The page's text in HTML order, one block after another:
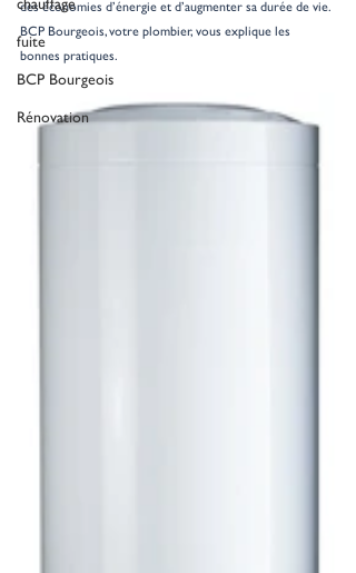
fuite
BCP Bourgeois
Rénovation
des économies d’énergie et d’augmenter sa durée de vie.
BCP Bourgeois, votre plombier, vous explique les
bonnes pratiques.